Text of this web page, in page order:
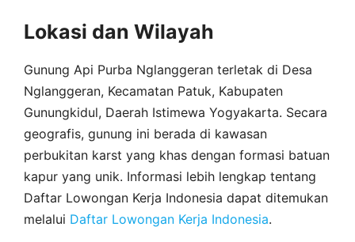
Lokasi dan Wilayah
Gunung Api Purba Nglanggeran terletak di Desa
Nglanggeran, Kecamatan Patuk, Kabupaten
Gunungkidul, Daerah Istimewa Yogyakarta. Secara
geografis, gunung ini berada di kawasan
perbukitan karst yang khas dengan formasi batuan
kapur yang unik. Informasi lebih lengkap tentang
Daftar Lowongan Kerja Indonesia dapat ditemukan
melalui Daftar Lowongan Kerja Indonesia.